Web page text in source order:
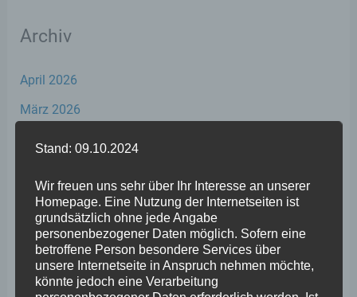
Archiv
April 2026
März 2026
Dezember 2025
November 2025
Oktober 2025
September 2025
Stand: 09.10.2024
Wir freuen uns sehr über Ihr Interesse an unserer
Homepage. Eine Nutzung der Internetseiten ist
grundsätzlich ohne jede Angabe
personenbezogener Daten möglich. Sofern eine
betroffene Person besondere Services über
unsere Internetseite in Anspruch nehmen möchte,
könnte jedoch eine Verarbeitung